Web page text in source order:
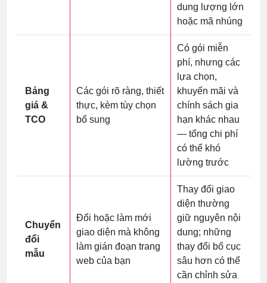
dung lượng lớn
hoặc mã nhúng
Bảng
giá &
TCO
Các gói rõ ràng, thiết
thực, kèm tùy chọn
bổ sung
Có gói miễn
phí, nhưng các
lựa chọn,
khuyến mãi và
chính sách gia
hạn khác nhau
— tổng chi phí
có thể khó
lường trước
Chuyển
đổi
mẫu
Đổi hoặc làm mới
giao diện mà không
làm gián đoạn trang
web của bạn
Thay đổi giao
diện thường
giữ nguyên nội
dung; những
thay đổi bố cục
sâu hơn có thể
cần chỉnh sửa